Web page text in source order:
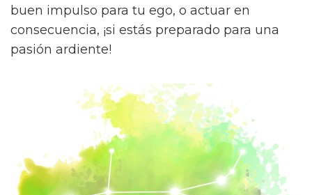
buen impulso para tu ego, o actuar en
consecuencia, ¡si estás preparado para una
pasión ardiente!